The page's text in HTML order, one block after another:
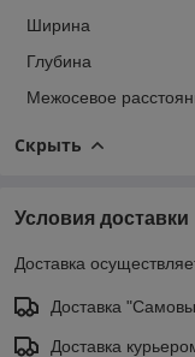
Ширина
Глубина
Межосевое
Скрыть
Условия доставки
Доставка
Доставка
Доставка